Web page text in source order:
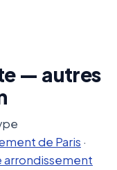
— autres
de Paris ·
arrondissement